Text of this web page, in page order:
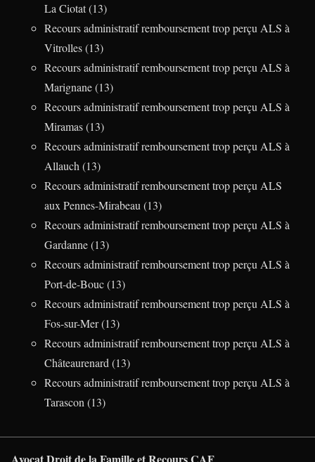
La Ciotat (13)
Recours administratif remboursement trop perçu ALS à
Vitrolles (13)
Recours administratif remboursement trop perçu ALS à
Marignane (13)
Recours administratif remboursement trop perçu ALS à
Miramas (13)
Recours administratif remboursement trop perçu ALS à
Allauch (13)
Recours administratif remboursement trop perçu ALS
aux Pennes-Mirabeau (13)
Recours administratif remboursement trop perçu ALS à
Gardanne (13)
Recours administratif remboursement trop perçu ALS à
Port-de-Bouc (13)
Recours administratif remboursement trop perçu ALS à
Fos-sur-Mer (13)
Recours administratif remboursement trop perçu ALS à
Châteaurenard (13)
Recours administratif remboursement trop perçu ALS à
Tarascon (13)